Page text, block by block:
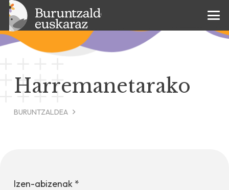
Harremanetarako
BURUNTZALDEA
Izen-abizenak *